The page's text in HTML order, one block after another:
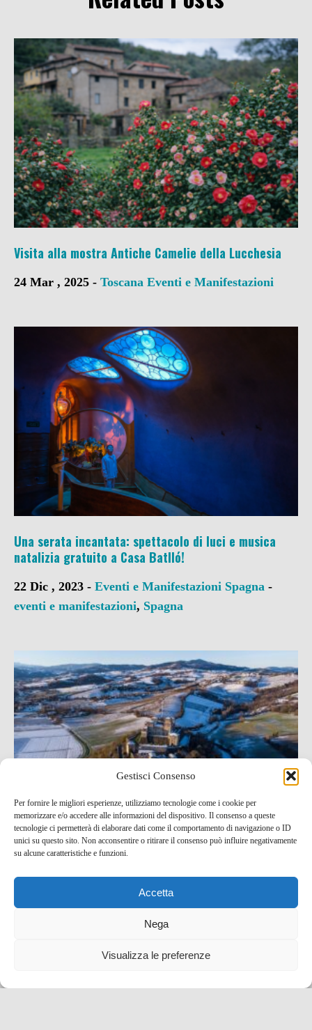
Gestisci Consenso
Per fornire le migliori esperienze, utilizziamo tecnologie come i cookie per
memorizzare e/o accedere alle informazioni del dispositivo. Il consenso a queste
tecnologie ci permetterà di elaborare dati come il comportamento di navigazione o ID
unici su questo sito. Non acconsentire o ritirare il consenso può influire negativamente
su alcune caratteristiche e funzioni.
Accetta
Nega
Visualizza le preferenze
Visita alla mostra Antiche Camelie della Lucchesia
24 Mar , 2025 - Toscana Eventi e Manifestazioni
Una serata incantata: spettacolo di luci e musica
natalizia gratuito a Casa Batlló!
22 Dic , 2023 - Eventi e Manifestazioni Spagna -
eventi e manifestazioni, Spagna
7 cose da non perdere sui colli parmensi da Sala
Baganza a Torrechiara
blog tour SMT e viaggi stampa